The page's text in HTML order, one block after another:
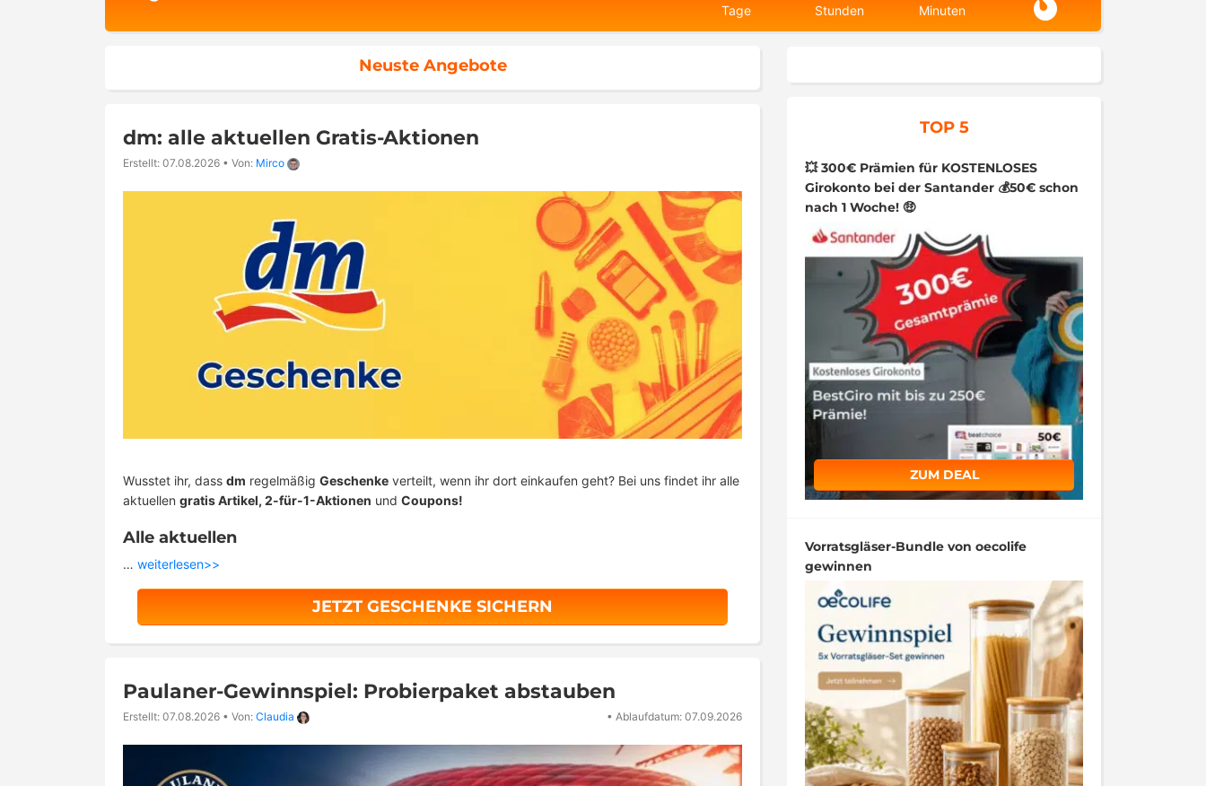
Tage Stunden Minuten
Neuste Angebote
dm: alle aktuellen Gratis-Aktionen
Erstellt: 07.08.2026 • Von: Mirco
Wusstet ihr, dass dm regelmäßig Geschenke verteilt, wenn ihr dort einkaufen geht? Bei uns findet ihr alle
aktuellen gratis Artikel, 2-für-1-Aktionen und Coupons!
Alle aktuellen
… weiterlesen>>
JETZT GESCHENKE SICHERN
Paulaner-Gewinnspiel: Probierpaket abstauben
Erstellt: 07.08.2026 • Von: Claudia • Ablaufdatum: 07.09.2026
TOP 5
💥 300€ Prämien für KOSTENLOSES
Girokonto bei der Santander 💰50€ schon
nach 1 Woche! 🤑
ZUM DEAL
Vorratsgläser-Bundle von oecolife
gewinnen